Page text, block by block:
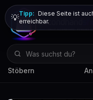
Stöbern
💡Tipp: Diese Seite ist
erreichbar.